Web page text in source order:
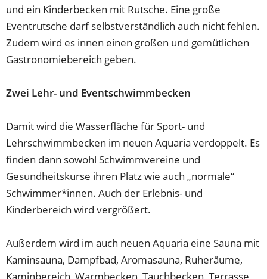
und ein Kinderbecken mit Rutsche. Eine große
Eventrutsche darf selbstverständlich auch nicht fehlen.
Zudem wird es innen einen großen und gemütlichen
Gastronomiebereich geben.
Zwei Lehr- und Eventschwimmbecken
Damit wird die Wasserfläche für Sport- und
Lehrschwimmbecken im neuen Aquaria verdoppelt. Es
finden dann sowohl Schwimmvereine und
Gesundheitskurse ihren Platz wie auch „normale“
Schwimmer*innen. Auch der Erlebnis- und
Kinderbereich wird vergrößert.
Außerdem wird im auch neuen Aquaria eine Sauna mit
Kaminsauna, Dampfbad, Aromasauna, Ruheräume,
Kaminbereich, Warmbecken, Tauchbecken, Terrasse